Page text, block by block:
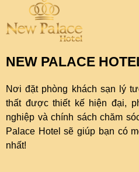
NEW PALACE
Nơi đặt phòng khách sạn lý
thất được thiết kế hiện đại,
nghiệp và chính sách chăm
Palace Hotel sẽ giúp bạn có
nhất!